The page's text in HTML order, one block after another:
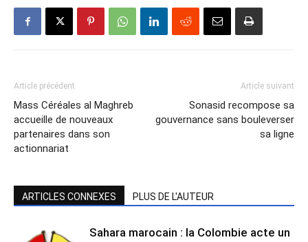
Article précédent
Mass Céréales al Maghreb
accueille de nouveaux
partenaires dans son
actionnariat
Article suivant
Sonasid recompose sa
gouvernance sans bouleverser
sa ligne
ARTICLES CONNEXES PLUS DE L'AUTEUR
Sahara marocain : la Colombie acte un